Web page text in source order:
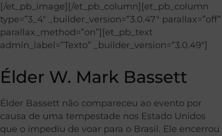
[/et_pb_image][/et_pb_column][et_pb_column
type=”3_4″ _builder_version=”3.0.47″ parallax=”off”
parallax_method=”on”][et_pb_text
admin_label=”Texto” _builder_version=”3.0.49″]
Élder W. Mark Bassett
Élder Bassett não compareceu ao evento por
causa de uma tempestade nos Estado Unidos
que o impediu de voar para o Brasil. Ele encerrou